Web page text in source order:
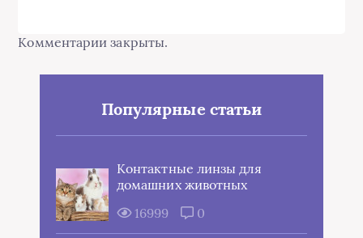
Комментарии закрыты.
Популярные статьи
Контактные линзы для
домашних животных
16999
0